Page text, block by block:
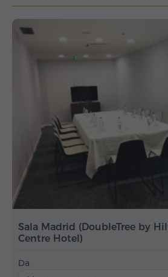
Sala Madrid (DoubleTree by
Centre Hotel)
Da